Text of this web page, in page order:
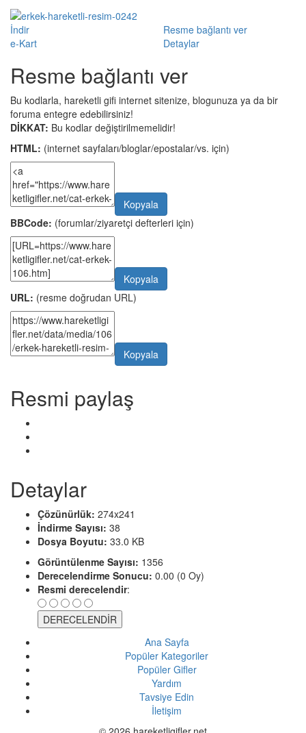
İndir
Resme bağlantı ver
e-Kart
Detaylar
Resme bağlantı ver
Bu kodlarla, hareketli gifi internet sitenize, blogunuza ya da bir
foruma entegre edebilirsiniz!
DİKKAT: Bu kodlar değiştirilmemelidir!
HTML: (internet sayfaları/bloglar/epostalar/vs. için)
Kopyala
BBCode: (forumlar/ziyaretçi defterleri için)
Kopyala
URL: (resme doğrudan URL)
Kopyala
Resmi paylaş
Detaylar
Çözünürlük: 274x241
İndirme Sayısı: 38
Dosya Boyutu: 33.0 KB
Görüntülenme Sayısı: 1356
Derecelendirme Sonucu: 0.00 (0 Oy)
Resmi derecelendir:
Ana Sayfa
Popüler Kategoriler
Popüler Gifler
Yardım
Tavsiye Edin
İletişim